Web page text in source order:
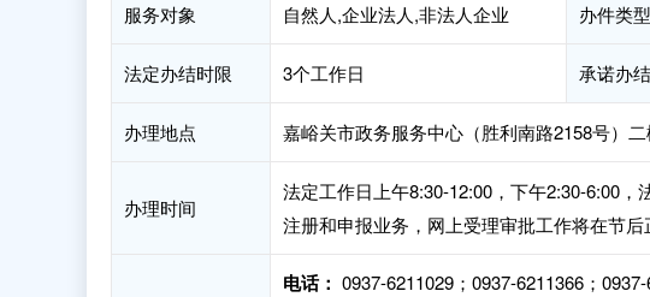
服务对象 自然人,企业法人,非法人企业 办件类型
法定办结时限 3个工作日 承诺办
办理地点 嘉峪关市政务服务中心（胜利南路2158号）二
办理时间
法定工作日上午8:30-12:00，下午2:30-6:00，
注册和申报业务，网上受理审批工作将在节后
电话： 0937-6211029；0937-6211366；